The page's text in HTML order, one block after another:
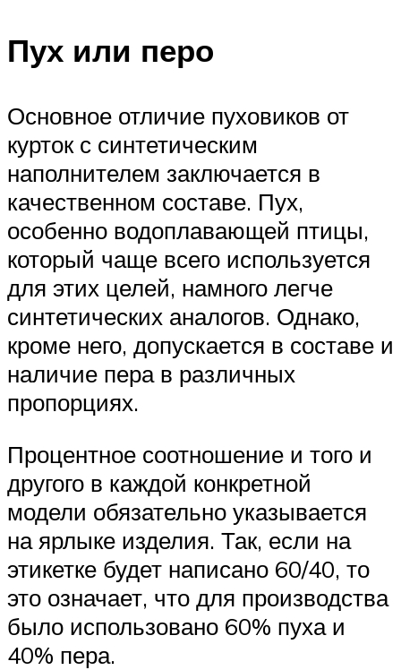
Пух или перо
Основное отличие пуховиков от
курток с синтетическим
наполнителем заключается в
качественном составе. Пух,
особенно водоплавающей птицы,
который чаще всего используется
для этих целей, намного легче
синтетических аналогов. Однако,
кроме него, допускается в составе и
наличие пера в различных
пропорциях.
Процентное соотношение и того и
другого в каждой конкретной
модели обязательно указывается
на ярлыке изделия. Так, если на
этикетке будет написано 60/40, то
это означает, что для производства
было использовано 60% пуха и
40% пера.